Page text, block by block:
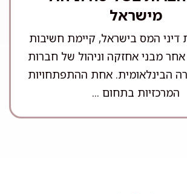
מישראל
המס בישראל, קיימת חשיבות
מבני אחזקה וניהול של חברות
הבינלאומית. אחת ההתפתחויות
המרכזיות בתחום ...